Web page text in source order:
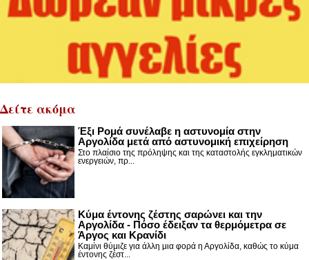
Δείτε ακόμα
Έξι Ρομά συνέλαβε η αστυνομία στην
Αργολίδα μετά από αστυνομική επιχείρηση
Στο πλαίσιο της πρόληψης και της καταστολής εγκληματικών
ενεργειών, πρ...
Κύμα έντονης ζέστης σαρώνει και την
Αργολίδα - Πόσο έδειξαν τα θερμόμετρα σε
Άργος και Κρανίδι
Καμίνι θύμιζε για άλλη μια φορά η Αργολίδα, καθώς το κύμα
έντονης ζέστ...